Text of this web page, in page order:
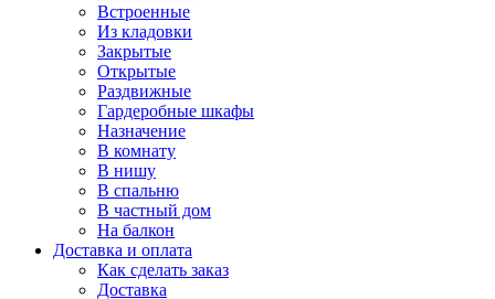
Встроенные
Из кладовки
Закрытые
Открытые
Раздвижные
Гардеробные шкафы
Назначение
В комнату
В нишу
В спальню
В частный дом
На балкон
Доставка и оплата
Как сделать заказ
Доставка